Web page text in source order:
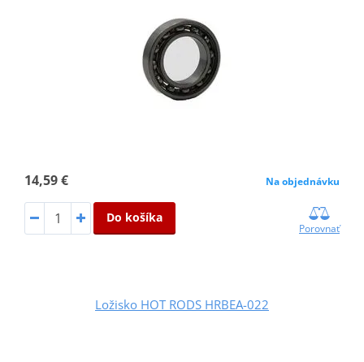
14,59 € Na objednávku
Do košíka
Porovnať
Ložisko HOT RODS HRBEA-022